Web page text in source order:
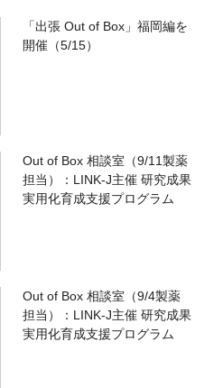
「出張 Out of Box」福岡編を
開催（5/15）
Out of Box 相談室（9/11製薬
担当）：LINK-J主催 研究成果
実用化育成支援プログラム
Out of Box 相談室（9/4製薬
担当）：LINK-J主催 研究成果
実用化育成支援プログラム